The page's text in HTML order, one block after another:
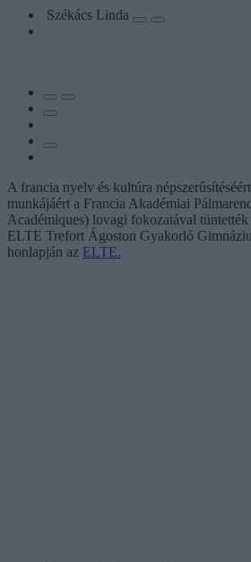
Székács Linda
A francia nyelv és kultúra
munkájáért a Francia Akadémiai
Académiques) lovagi fokozatával
ELTE Trefort Ágoston Gyakorló
honlapján az ELTE.